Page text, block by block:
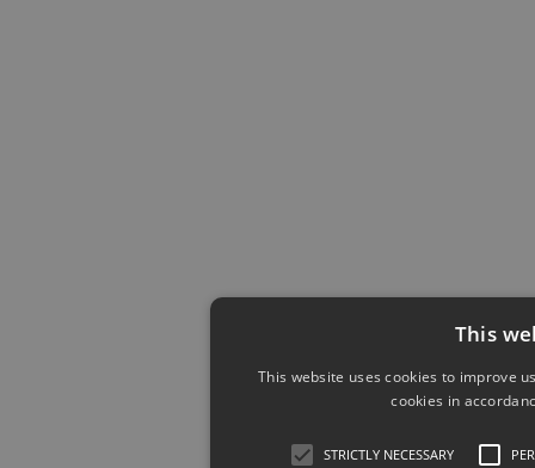
This
This website uses cookies to improve
cookies in
STRICTLY NECESSARY